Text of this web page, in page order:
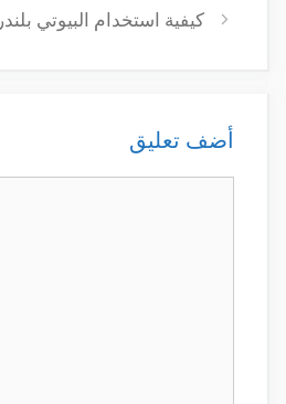
كيفية استخدام البيوتي بلندر
أضف تعليق